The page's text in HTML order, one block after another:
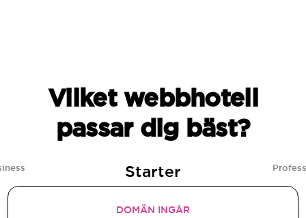
Vilket webbhotell
passar dig bäst?
Starter
DOMÄN INGÅR